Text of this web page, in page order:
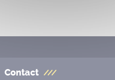
Contact